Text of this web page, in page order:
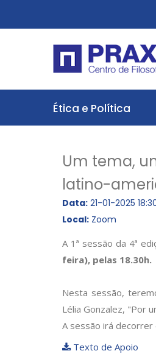
Ética e Política
Um tema,
latino-
Data: 21-01-2025
Local: Zoom
A 1ª sessão da 4ª
feira), pelas 18.30h.
Nesta sessão,
Lélia Gonzalez, "Por
A sessão irá decorrer
Texto de Apoio